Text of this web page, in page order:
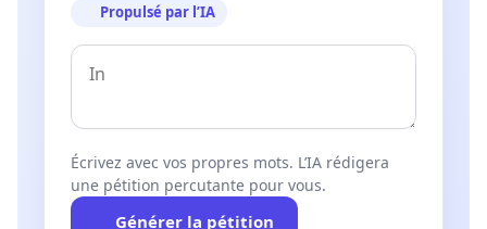
---------------------------------------------------------------------------
"L’Association des journalistes professionnels (AJP) se
aussi partie civile, a-t-elle indiqué par voie de
Propulsé par l’IA
Écrivez avec vos propres mots. L’IA rédigera
une pétition percutante pour vous.
Générer la pétition